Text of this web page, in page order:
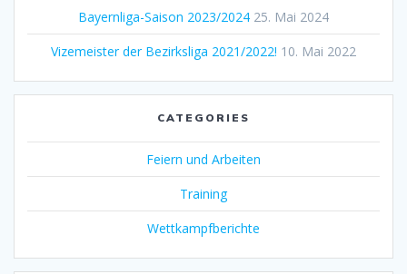
Bayernliga-Saison 2023/2024 25. Mai 2024
Vizemeister der Bezirksliga 2021/2022! 10. Mai 2022
CATEGORIES
Feiern und Arbeiten
Training
Wettkampfberichte